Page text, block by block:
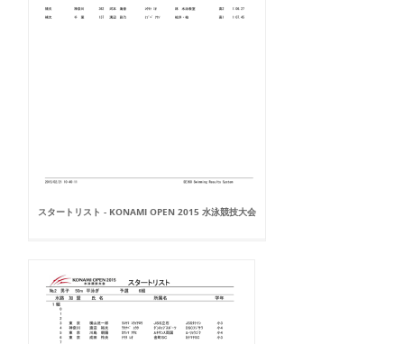
スタートリスト - KONAMI OPEN 2015 水泳競技大会